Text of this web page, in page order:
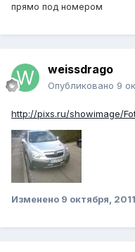
прямо под номером
weissdrago
Опубликовано 9
http://pixs.ru/showimage/
Изменено 9 октября, 2011